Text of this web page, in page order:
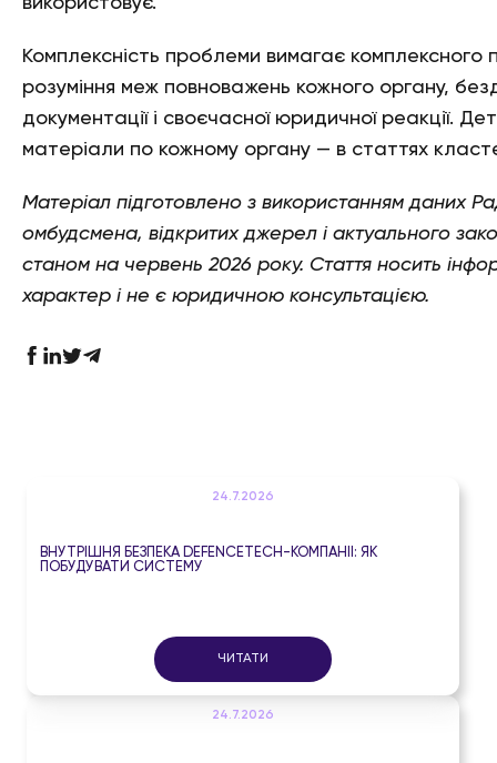
Комплексність проблеми вимагає комплексного
розуміння меж повноважень кожного органу,
документації і своєчасної юридичної реакції.
матеріали по кожному органу — в статтях
Матеріал підготовлено з використанням даних
омбудсмена, відкритих джерел і актуального
станом на червень 2026 року. Стаття носить
характер і не є юридичною консультацією.
24.7.2026
ВНУТРІШНЯ БЕЗПЕКА DEFENCETECH-КОМПАНІЇ: ЯК
ПОБУДУВАТИ СИСТЕМУ
ЧИТАТИ
24.7.2026